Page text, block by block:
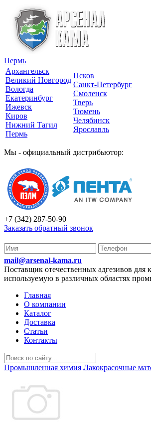
Пермь
Архангельск
Великий Новгород
Вологда
Екатеринбург
Ижевск
Киров
Нижний Тагил
Пермь
Псков
Санкт-Петербург
Смоленск
Тверь
Тюмень
Челябинск
Ярославль
Мы - официальный дистрибьютор:
+7 (342) 287-50-90
Заказать обратный звонок
mail@arsenal-kama.ru
Поставщик отечественных адгезивов
используемую в различных областях
Главная
О компании
Каталог
Доставка
Статьи
Контакты
Промышленная химия Лакокрасочные